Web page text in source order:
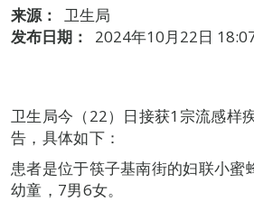
来源：
卫生局
发布日期：
2024年10月22日
卫生局今（22）日接获1宗流感样
告，具体如下：
患者是位于筷子基南街的妇联小蜜
幼童，7男6女。